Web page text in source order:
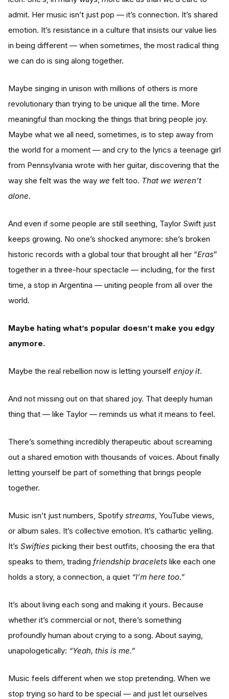
admit. Her music isn’t just pop — it’s connection. It’s shared
emotion. It’s resistance in a culture that insists our value lies
in being different — when sometimes, the most radical thing
we can do is sing along together.
Maybe singing in unison with millions of others is more
revolutionary than trying to be unique all the time. More
meaningful than mocking the things that bring people joy.
Maybe what we all need, sometimes, is to step away from
the world for a moment — and cry to the lyrics a teenage girl
from Pennsylvania wrote with her guitar, discovering that the
way she felt was the way we felt too. That we weren’t
alone.
And even if some people are still seething, Taylor Swift just
keeps growing. No one’s shocked anymore: she’s broken
historic records with a global tour that brought all her “Eras”
together in a three-hour spectacle — including, for the first
time, a stop in Argentina — uniting people from all over the
world.
Maybe hating what’s popular doesn’t make you edgy
anymore.
Maybe the real rebellion now is letting yourself enjoy it.
And not missing out on that shared joy. That deeply human
thing that — like Taylor — reminds us what it means to feel.
There’s something incredibly therapeutic about screaming
out a shared emotion with thousands of voices. About finally
letting yourself be part of something that brings people
together.
Music isn’t just numbers, Spotify streams, YouTube views,
or album sales. It’s collective emotion. It’s cathartic yelling.
It’s Swifties picking their best outfits, choosing the era that
speaks to them, trading friendship bracelets like each one
holds a story, a connection, a quiet “I’m here too.”
It’s about living each song and making it yours. Because
whether it’s commercial or not, there’s something
profoundly human about crying to a song. About saying,
unapologetically: “Yeah, this is me.”
Music feels different when we stop pretending. When we
stop trying so hard to be special — and just let ourselves